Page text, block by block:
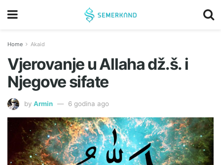
Home Akaid
Vjerovanje u Allaha dž.š. i
Njegove sifate
by Armin 6 godina ago